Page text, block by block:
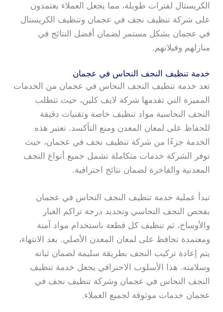
الكريستال لفترات طويلة، مما يجعل العملاء يعتمدون
على شركة تنظيف نجف في عجمان وتنظيف الكريستال
في عجمان بشكل مستمر لضمان أفضل النتائج في
منازلهم وفيلاتهم.
خدمة تنظيف النجف النحاس في عجمان
تعد خدمة تنظيف النجف النحاس في عجمان من الخدمات
المميزة التي تقدمها شركة لايف كلين، حيث تتطلب
النجف النحاسية مواد تنظيف خاصة وتقنيات دقيقة
للحفاظ على لمعان المعدن ومنع التأكسد. تعتبر هذه
الخدمة جزءًا من شركة تنظيف نجف في عجمان، حيث
توفر الشركة خدمات متكاملة تشمل جميع أنواع النجف
المعدنية والفاخرة لضمان نتائج احترافية.
تبدأ عملية خدمة تنظيف النجف النحاس في عجمان
بفحص النجف النحاسي وتحديد درجة تراكم الغبار
والأوساخ، ثم تنظيف كل قطعة باستخدام مواد آمنة
ومعتمدة تحافظ على لمعان المعدن الأصلي. بعد الانتهاء،
يتم إعادة تركيب النجف بطريقة سليمة لضمان ثباته
وسلامته. هذا الأسلوب الاحترافي يجعل خدمة تنظيف
النجف النحاس في عجمان وشركة تنظيف نجف في
عجمان خدمات موثوقة لجميع العملاء.